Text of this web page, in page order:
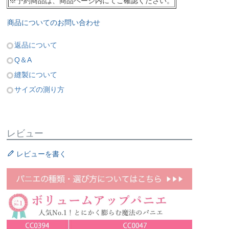
商品についてのお問い合わせ
返品について
Q＆A
縫製について
サイズの測り方
レビュー
レビューを書く